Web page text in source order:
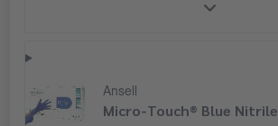
Ansell
Micro-Touch® Blue Nitrile